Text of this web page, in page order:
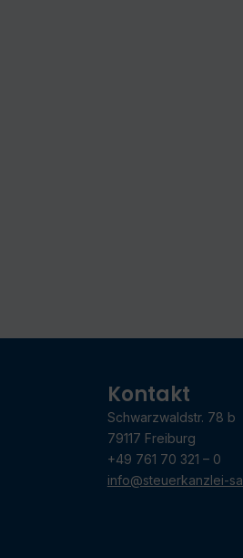
Kontakt
Schwarzwaldstr. 78 b
79117 Freiburg
+49 761 70 321 – 0
info@steuerkanzlei-